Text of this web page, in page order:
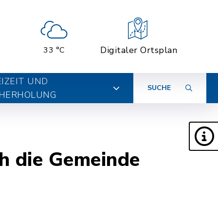
33 °C Digitaler Ortsplan
UND
SUCHE
die Gemeinde